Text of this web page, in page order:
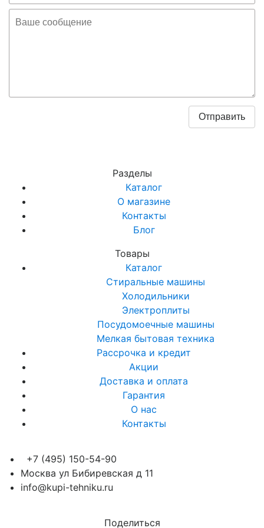
Разделы
Каталог
О магазине
Контакты
Блог
Товары
Каталог
Стиральные машины
Холодильники
Электроплиты
Посудомоечные машины
Мелкая бытовая техника
Рассрочка и кредит
Акции
Доставка и оплата
Гарантия
О нас
Контакты
+7 (495) 150-54-90
Москва ул Бибиревская д 11
info@kupi-tehniku.ru
Поделиться